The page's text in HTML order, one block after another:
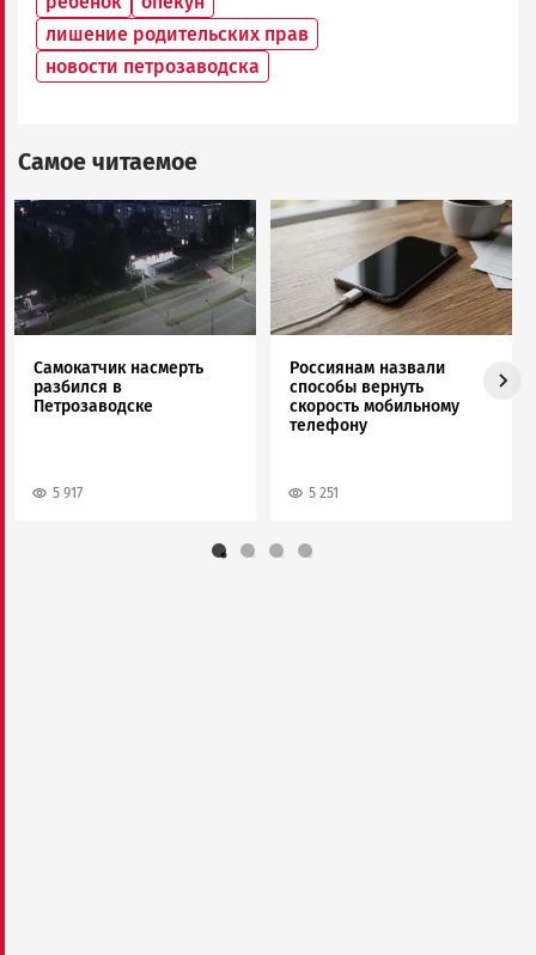
лишение родительских прав
новости петрозаводска
Самое читаемое
Image
Самокатчик насмерть
разбился в
Петрозаводске
5 917
Image
Россиянам назвали
способы вернуть
скорость мобильному
телефону
5 251